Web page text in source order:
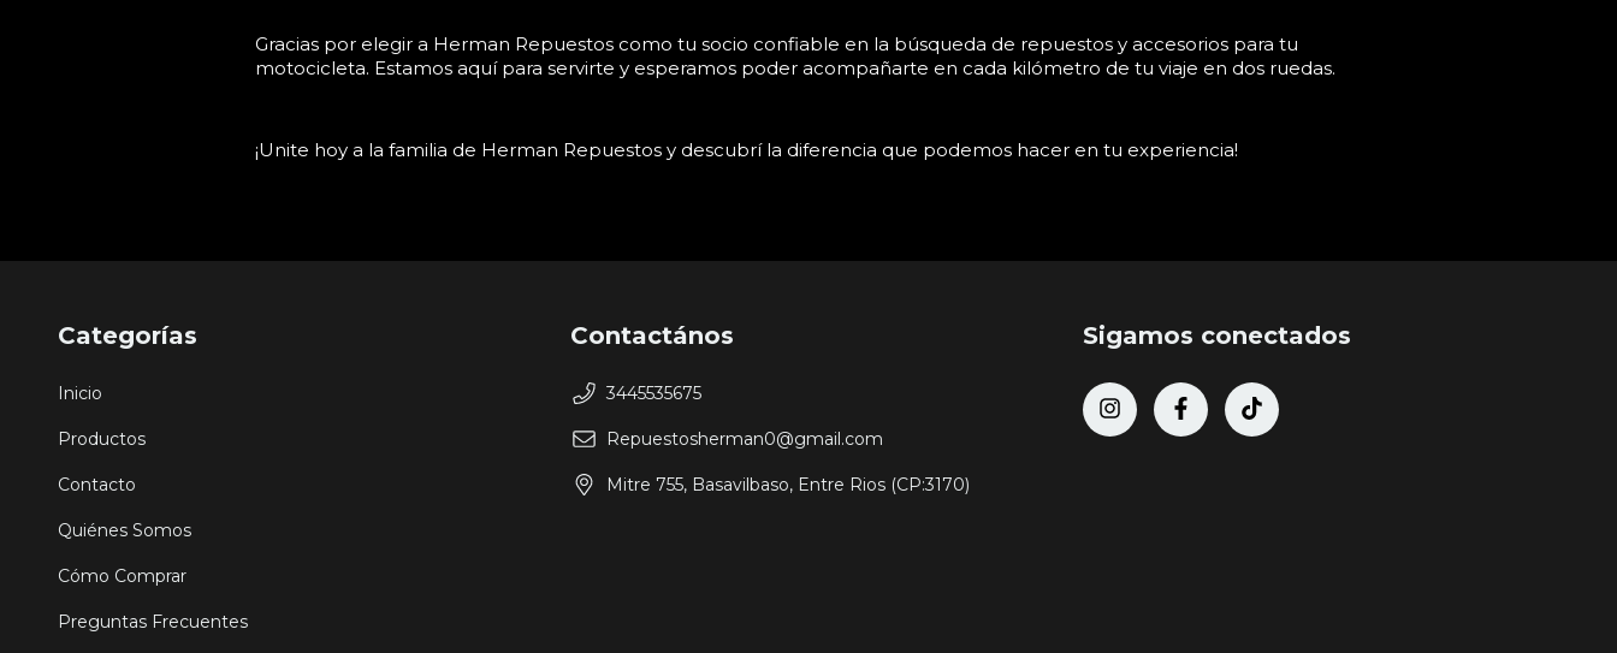
Gracias por elegir a Herman Repuestos como tu socio confiable en la búsqueda de repuestos y accesorios para tu
motocicleta. Estamos aquí para servirte y esperamos poder acompañarte en cada kilómetro de tu viaje en dos ruedas.
¡Unite hoy a la familia de Herman Repuestos y descubrí la diferencia que podemos hacer en tu experiencia!
Categorías
Inicio
Productos
Contacto
Quiénes Somos
Cómo Comprar
Preguntas Frecuentes
Contactános
3445535675
Repuestosherman0@gmail.com
Mitre 755, Basavilbaso, Entre Rios (CP:3170)
Sigamos conectados